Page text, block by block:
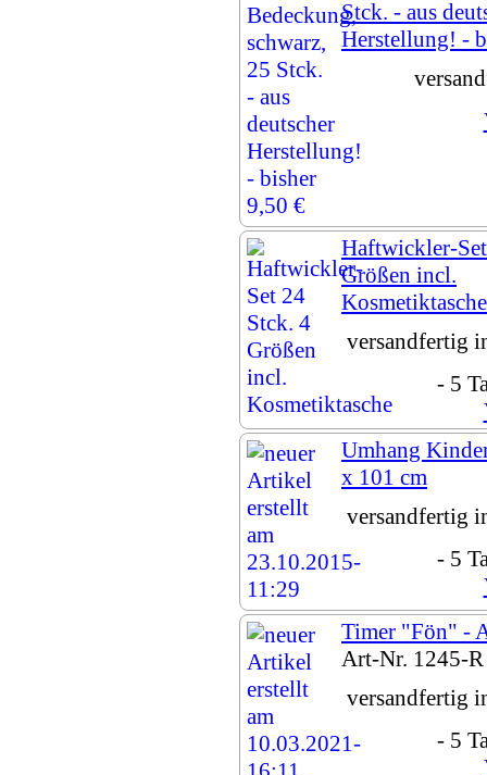
Stck. - aus
Herstellung! -
Haftwickler-
Größen incl.
Kosmetiktasche
versandfertig
- 5
Umhang
x 101 cm
versandfertig
- 5
Timer "Fön" -
Art-Nr. 1245-R
versandfertig
- 5